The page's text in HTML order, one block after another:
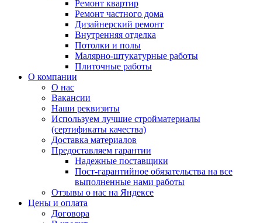
Ремонт квартир
Ремонт частного дома
Дизайнерский ремонт
Внутренняя отделка
Потолки и полы
Малярно-штукатурные работы
Плиточные работы
О компании
О нас
Вакансии
Наши реквизиты
Используем лучшие стройматериалы
(сертификаты качества)
Доставка материалов
Предоставляем гарантии
Надежные поставщики
Пост-гарантийное обязательства на все
выполненные нами работы
Отзывы о нас на Яндексе
Цены и оплата
Договора